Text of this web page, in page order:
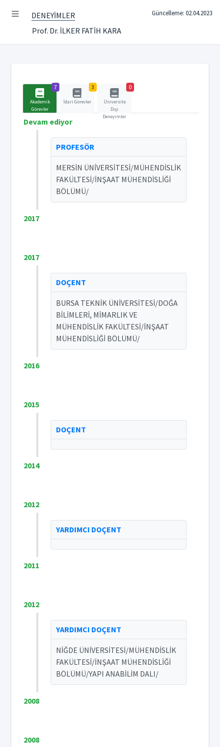
DENEYİMLER
Prof. Dr. İLKER FATİH KARA
Güncelleme: 02.04.2023
7
Akademik
Görevler
3
İdari Görevler
0
Üniversite
Dışı
Deneyimler
Devam ediyor
PROFESÖR
MERSİN ÜNİVERSİTESİ/MÜHENDİSLİK
FAKÜLTESİ/İNŞAAT MÜHENDİSLİĞİ
BÖLÜMÜ/
2017
2017
DOÇENT
BURSA TEKNİK ÜNİVERSİTESİ/DOĞA
BİLİMLERİ, MİMARLIK VE
MÜHENDİSLİK FAKÜLTESİ/İNŞAAT
MÜHENDİSLİĞİ BÖLÜMÜ/
2016
2015
DOÇENT
2014
2012
YARDIMCI DOÇENT
2011
2012
YARDIMCI DOÇENT
NİĞDE ÜNİVERSİTESİ/MÜHENDİSLİK
FAKÜLTESİ/İNŞAAT MÜHENDİSLİĞİ
BÖLÜMÜ/YAPI ANABİLİM DALI/
2008
2008